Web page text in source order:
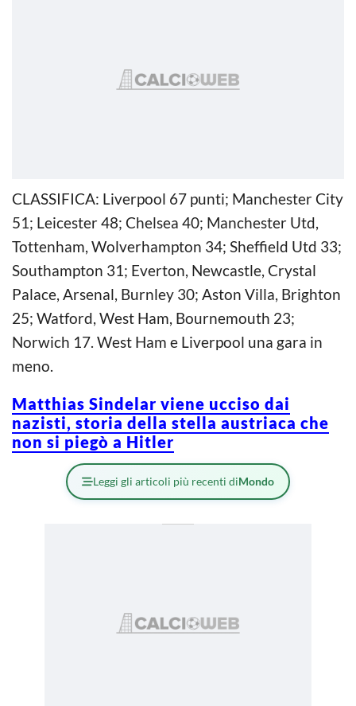
CLASSIFICA: Liverpool 67 punti; Manchester City
51; Leicester 48; Chelsea 40; Manchester Utd,
Tottenham, Wolverhampton 34; Sheffield Utd 33;
Southampton 31; Everton, Newcastle, Crystal
Palace, Arsenal, Burnley 30; Aston Villa, Brighton
25; Watford, West Ham, Bournemouth 23;
Norwich 17. West Ham e Liverpool una gara in
meno.
Matthias Sindelar viene ucciso dai
nazisti, storia della stella austriaca che
non si piegò a Hitler
Leggi gli articoli più recenti diMondo